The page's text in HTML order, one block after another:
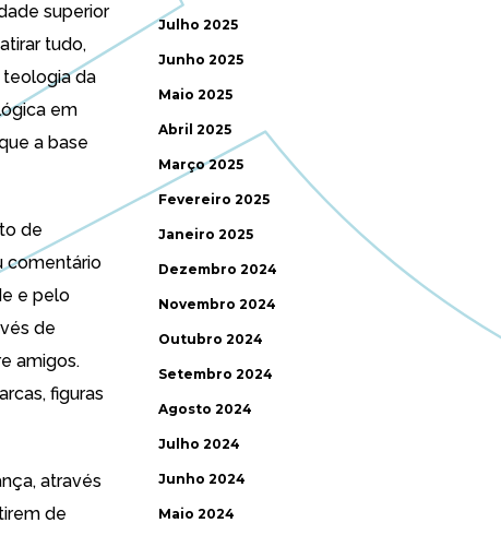
superior
tudo,
da
em
a base
de
comentário
e pelo
de
amigos.
figuras
através
de
Julho 2025
Junho 2025
Maio 2025
Abril 2025
Março 2025
Fevereiro 2025
Janeiro 2025
Dezembro 2024
Novembro 2024
Outubro 2024
Setembro 2024
Agosto 2024
Julho 2024
Junho 2024
Maio 2024